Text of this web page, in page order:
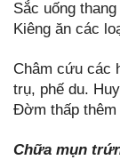
Sắc uống
Kiêng ăn các
Châm cứu các
trụ, phế du.
Đờm thấp thêm
Chữa mụn